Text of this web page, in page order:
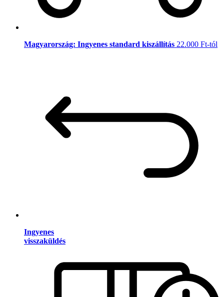
Magyarország: Ingyenes standard kiszállítás 22.000 Ft-tól
Ingyenes
visszaküldés